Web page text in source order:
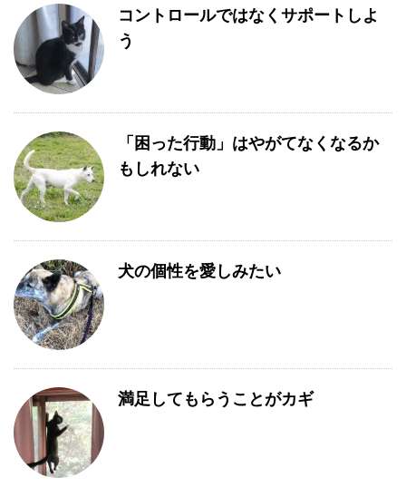
コントロールではなくサポートしよ
う
「困った行動」はやがてなくなるか
もしれない
犬の個性を愛しみたい
満足してもらうことがカギ